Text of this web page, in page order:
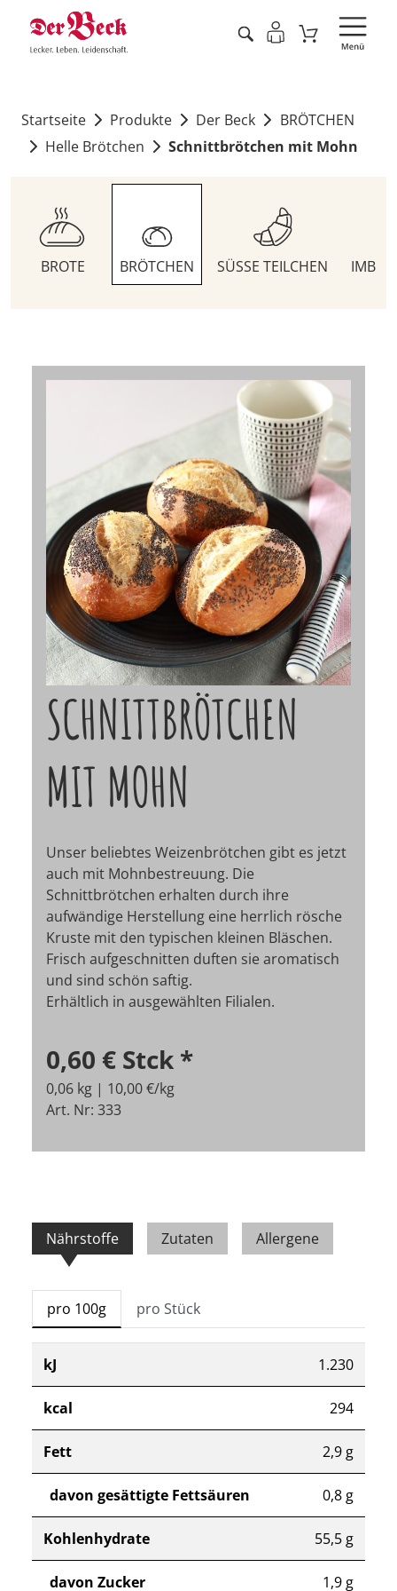
Startseite Produkte Der Beck
BRÖTCHEN
Helle Brötchen
Schnittbrötchen mit Mohn
BROTE BRÖTCHEN SÜSSE TEILCHEN
SCHNITTBRÖTCHEN
MIT MOHN
Unser beliebtes Weizenbrötchen gibt es jetzt
auch mit Mohnbestreuung. Die
Schnittbrötchen erhalten durch ihre
aufwändige Herstellung eine herrlich rösche
Kruste mit den typischen kleinen Bläschen.
Frisch aufgeschnitten duften sie aromatisch
und sind schön saftig.
Erhältlich in ausgewählten Filialen.
0,60 € Stck *
0,06 kg | 10,00 €/kg
Art. Nr: 333
Nährstoffe Zutaten Allergene
pro 100g pro Stück
kJ 1.230
kcal 294
Fett 2,9 g
davon gesättigte Fettsäuren 0,8 g
Kohlenhydrate 55,5 g
davon Zucker 1,9 g